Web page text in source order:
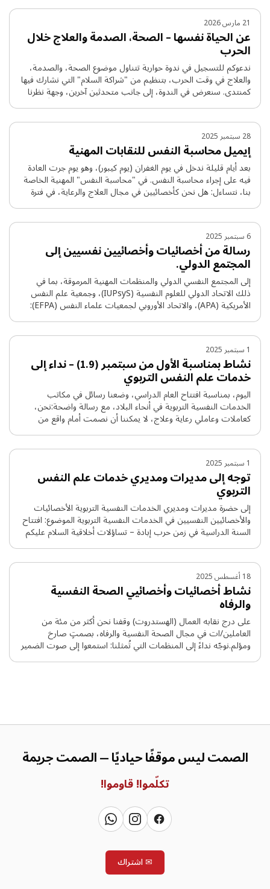
رؤيتكم جميعاً. "يجب الحكم على الصمت … להמשך קריאה
21 مارس 2026
عن الحياة نفسها – الصحة، الصدمة والعلاج خلال
الحرب
ندعوكم للتسجيل في ندوة حوارية تتناول موضوع الصحة، والصدمة،
والعلاج في وقت الحرب، بتنظيم من "شراكة السلام" التي نشارك فيها
كمنتدى. سنعرض في الندوة، إلى جانب متحدثين آخرين، وجهة نظرنا
الأخلاقية والمهنية حول العيش في ظل صدمة مستمرة، ومُشلّة،
في تمام الساعة 20:00 عبر تطبيق … להמשך קריאה
28 سبتمبر 2025
إيميل محاسبة النفس للنقابات المهنية
بعد أيام قليلة ندخل في يوم الغفران (يوم كيبور)، وهو يوم جرت العادة
فيه على إجراء محاسبة النفس. في "محاسبة النفس" المهنية الخاصة
بنا، نتساءل: هل نحن كأخصائيين في مجال العلاج والرعاية، في فترة
تصل فيها أعمال العنف التي يمارسها المجتمع الذي نعيش فيه إلى
להמשך קריאה
6 سبتمبر 2025
رسالة من أخصائيات وأخصائيين نفسيين إلى
المجتمع الدولي.
إلى المجتمع النفسي الدولي والمنظمات المهنية المرموقة، بما في
ذلك الاتحاد الدولي للعلوم النفسية (IUPsyS)، وجمعية علم النفس
الأمريكية (APA)، والاتحاد الأوروبي لجمعيات علماء النفس (EFPA):
نحن، مجموعة من علماء النفس من إسرائيل، نصدر هذا النداء
والخطر المتصاعد على الفلسطينيين في الضفة الغربية. نشعر …
להמשך קריאה1 سبتمبر 2025
نشاط بمناسبة الأول من سبتمبر (1.9) – نداء إلى
خدمات علم النفس التربوي
اليوم، بمناسبة افتتاح العام الدراسي، وضعنا رسائل في مكاتب
الخدمات النفسية التربوية في أنحاء البلاد، مع رسالة واضحة:نحن،
كعاملات وعاملي رعاية وعلاج، لا يمكننا أن نصمت أمام واقع من
الأذى المستمر بالأطفال وبنظام التعليم في غزة. في حين يسود في
المهني لنذكّر: بالمساس المستمر … להמשך קריאה
1 سبتمبر 2025
توجه إلى مديرات ومديري خدمات علم النفس
التربوي
إلى حضرة مديرات ومديري الخدمات النفسية التربوية الأخصائيات
والأخصائيين النفسيين في الخدمات النفسية التربوية الموضوع: افتتاح
السنة الدراسية في زمن حرب إبادة – تساؤلات أخلاقية السلام عليكم
ورحمة الله، نحن، مجموعة من العاملات والعاملين في مجالات
“الصمت جريمة”. في إطار هذا المنتدى، نقوم بنشاطات (ميدانية
وكتابية) … להמשך קריאה
18 أغسطس 2025
نشاط أخصائيات وأخصائيي الصحة النفسية
والرفاه
على درج نقابه العمال (الهستدروت) وقفنا نحن أكثر من مئة من
العاملين/ات في مجال الصحة النفسية والرفاه، بصمتٍ صارخ
ومؤلم.نوجّه نداءً إلى المنظمات التي تُمثلنا: استمعوا إلى صوت الضمير
والأخلاق المهنية لدينا – ادعوا إلى وقف الإبادة الجماعية، وجرائم
الصمت ليس موقفًا حياديًا — الصمت جريمة
تكلّموا!قاوموا!
✉اشتراك